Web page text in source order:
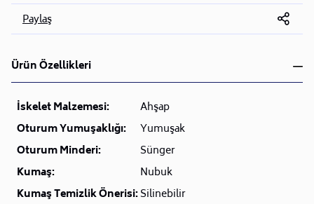
Paylaş
Ürün Özellikleri
İskelet Malzemesi:
Ahşap
Oturum Yumuşaklığı:
Yumuşak
Oturum Minderi:
Sünger
Kumaş:
Nubuk
Kumaş Temizlik Önerisi:Silinebilir